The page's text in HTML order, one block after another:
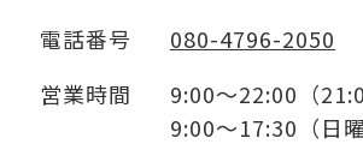
電話番号
080-4796-2050
営業時間
9:00～22:00（
9:00～17:30（日曜